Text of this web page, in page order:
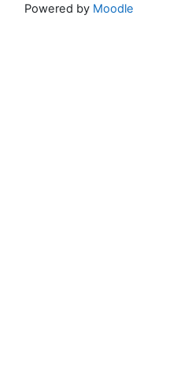
Powered by Moodle